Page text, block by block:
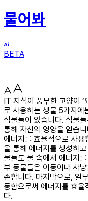
물어봐
BETA
IT 지식이 풍부한 고양이 ‘
로 사용하는 생물 5가지에
식물들이 있습니다. 식물
통해 자신의 영양을 얻습
에너지를 효율적으로 사
을 통해 에너지를 생성하
물들도 물 속에서 에너지
부 동물들은 이동이나 사
존합니다. 마지막으로, 일
동함으로써 에너지를 효
다.